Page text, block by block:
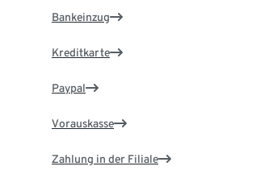
Bankeinzug
Kreditkarte
Paypal
Vorauskasse
Zahlung in der Filiale